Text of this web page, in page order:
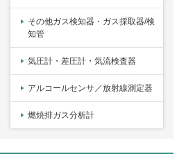
その他ガス検知器・ガス採取器/検
知管
気圧計・差圧計・気流検査器
アルコールセンサ／放射線測定器
燃焼排ガス分析計